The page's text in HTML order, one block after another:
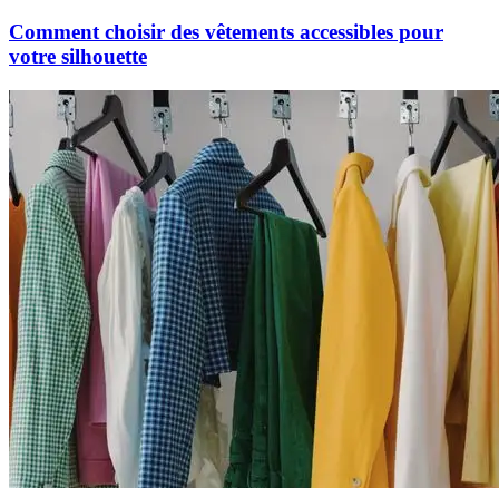
Comment choisir des vêtements accessibles pour
votre silhouette